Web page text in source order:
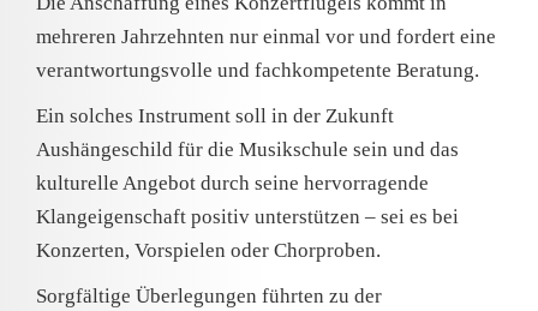
mehreren Jahrzehnten nur einmal vor und fordert eine
verantwortungsvolle und fachkompetente Beratung.
Ein solches Instrument soll in der Zukunft
Aushängeschild für die Musikschule sein und das
kulturelle Angebot durch seine hervorragende
Klangeigenschaft positiv unterstützen – sei es bei
Konzerten, Vorspielen oder Chorproben.
Sorgfältige Überlegungen führten zu der